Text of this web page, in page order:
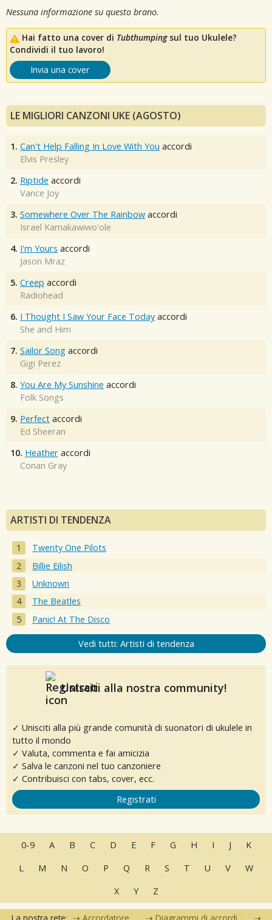
Nessuna informazione su questo brano.
Hai fatto una cover di Tubthumpingsul tuo Ukulele?
Condividi il tuo lavoro!
Invia una cover
LE MIGLIORI CANZONI UKE (AGOSTO)
1. Can't Help Falling In Love With You accordi
Elvis Presley
2. Riptide accordi
Vance Joy
3. Somewhere Over The Rainbow accordi
Israel Kamakawiwo'ole
4. I'm Yours accordi
Jason Mraz
5. Creep accordi
Radiohead
6. I Thought I Saw Your Face Today accordi
She and Him
7. Sailor Song accordi
Gigi Perez
8. You Are My Sunshine accordi
Folk Songs
9. Perfect accordi
Ed Sheeran
10. Heather accordi
Conan Gray
ARTISTI DI TENDENZA
Twenty One Pilots
Billie Eilish
Unknown
The Beatles
Panic! At The Disco
Vedi tutti: Artisti di tendenza
Unisciti alla nostra community!
✓ Unisciti alla più grande comunità di suonatori di ukulele in
tutto il mondo
✓ Valuta, commenta e fai amicizia
✓ Salva le canzoni nel tuo canzoniere
✓ Contribuisci con tabs, cover, ecc.
Registrati
0-9 A B C D E F G H I J
K
L
M N O P Q R S T U V
W
X
Y Z